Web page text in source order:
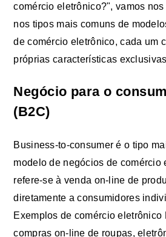
comércio eletrônico?", vamos
nos tipos mais comuns de
de comércio eletrônico, cada um
próprias características
Negócio para o
(B2C)
Business-to-consumer é o tipo
modelo de negócios de comércio
refere-se à venda on-line de
diretamente a consumidores
Exemplos de comércio eletrônico
compras on-line de roupas,